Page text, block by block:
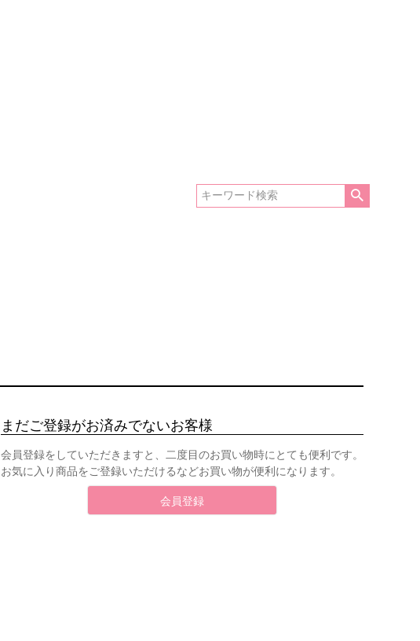
まだご登録がお済みでないお客様
会員登録をしていただきますと、二度目のお買い物時にとても便利です。
お気に入り商品をご登録いただけるなどお買い物が便利になります。
会員登録